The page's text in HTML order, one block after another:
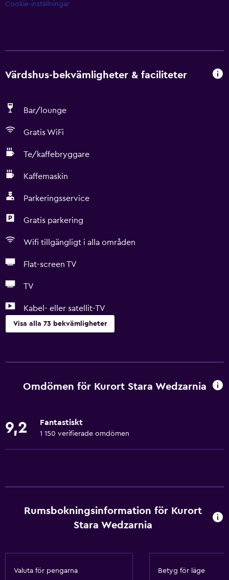
Cookie-inställningar
Värdshus-bekvämligheter & faciliteter
Bar/lounge
Gratis WiFi
Te/kaffebryggare
Kaffemaskin
Parkeringsservice
Gratis parkering
Wifi tillgängligt i alla områden
Flat-screen TV
TV
Kabel- eller satellit-TV
Visa alla 73 bekvämligheter
Gratis WiFi
Handdukar
Papperskorgar
Vandring
Eco-turism
Omdömen för Kurort Stara Wedzarnia
9,2 Fantastiskt
1 150 verifierade omdömen
Rumsbokningsinformation för Kurort
Stara Wedzarnia
Valuta för pengarna Betyg för läge